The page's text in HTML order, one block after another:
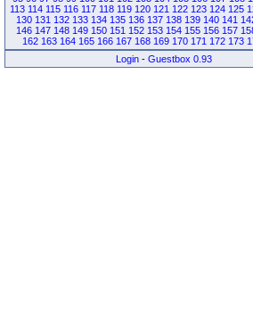
113 114 115 116 117 118 119 120 121 122 123 124 125
130 131 132 133 134 135 136 137 138 139 140 141
146 147 148 149 150 151 152 153 154 155 156 157
162 163 164 165 166 167 168 169 170 171 172 173
Login - Guestbox 0.93